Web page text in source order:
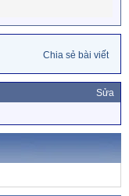
Chia sẻ bài viết
Sửa